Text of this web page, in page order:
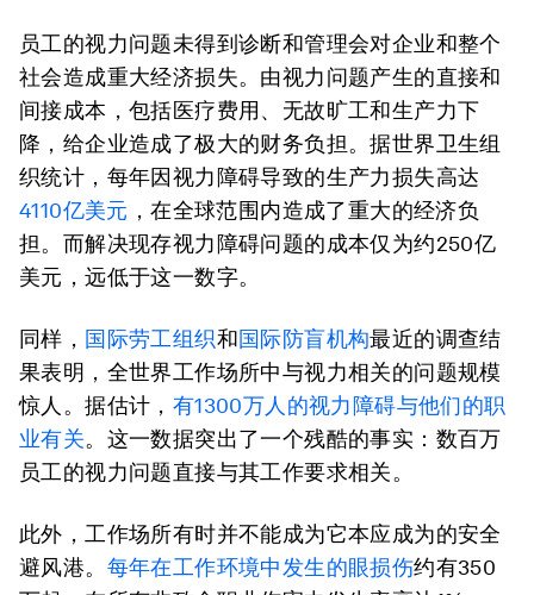
员工的视力问题未得到诊断和管理会对企业和整个
社会造成重大经济损失。由视力问题产生的直接和
间接成本，包括医疗费用、无故旷工和生产力下
降，给企业造成了极大的财务负担。据世界卫生组
织统计，每年因视力障碍导致的生产力损失高达
4110亿美元 ，在全球范围内造成了重大的经济负
担。而解决现存视力障碍问题的成本仅为约250亿
美元，远低于这一数字。
同样， 国际劳工组织和国际防盲机构最近的调查结
果表明，全世界工作场所中与视力相关的问题规模
惊人。据估计， 有1300万人的视力障碍与他们的职
业有关。这一数据突出了一个残酷的事实：数百万
员工的视力问题直接与其工作要求相关。
此外，工作场所有时并不能成为它本应成为的安全
避风港。 每年在工作环境中发生的眼损伤约有350